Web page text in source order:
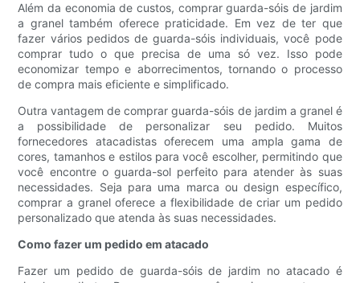
Além da economia de custos, comprar guarda-sóis de jardim
a granel também oferece praticidade. Em vez de ter que
fazer vários pedidos de guarda-sóis individuais, você pode
comprar tudo o que precisa de uma só vez. Isso pode
economizar tempo e aborrecimentos, tornando o processo
de compra mais eficiente e simplificado.
Outra vantagem de comprar guarda-sóis de jardim a granel é
a possibilidade de personalizar seu pedido. Muitos
fornecedores atacadistas oferecem uma ampla gama de
cores, tamanhos e estilos para você escolher, permitindo que
você encontre o guarda-sol perfeito para atender às suas
necessidades. Seja para uma marca ou design específico,
comprar a granel oferece a flexibilidade de criar um pedido
personalizado que atenda às suas necessidades.
Como fazer um pedido em atacado
Fazer um pedido de guarda-sóis de jardim no atacado é